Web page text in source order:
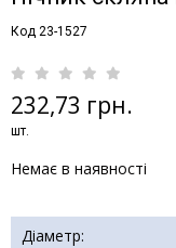
Код 23-1527
232,73 грн.
шт.
Немає в наявності
Діаметр: